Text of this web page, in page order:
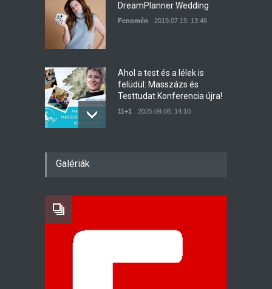
DreamPlanner Wedding
Fenomén 2019.07.19. 13:46
Ahol a test és a lélek is
felüdül: Masszázs és
Testtudat Konferencia újra!
11+1 2025.09.08. 14:10
Egyedül a párterápián:
2025.04.28. 11:33
Galériák